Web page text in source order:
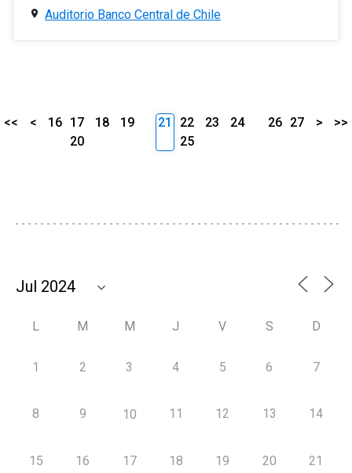
Auditorio Banco Central de Chile
<< < 16 17 18
19
20
21 22 23
24
25
26 27 > >>
L M M J V S D
1 2 3 4 5 6 7
8 9 10 11 12 13 14
15 16 17 18 19 20 21